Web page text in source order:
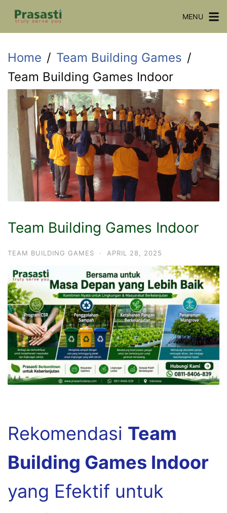
Skip
MENU
Home
Team Building Games
Team Building Games Indoor
Team Building Games Indoor
TEAM BUILDING GAMES · APRIL 28, 2025
Rekomendasi Team
Building Games Indoor
yang Efektif untuk